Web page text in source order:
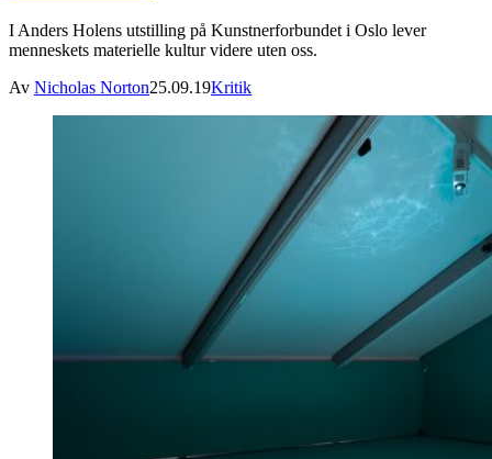
I Anders Holens utstilling på Kunstnerforbundet i Oslo lever
menneskets materielle kultur videre uten oss.
Av Nicholas Norton25.09.19Kritik